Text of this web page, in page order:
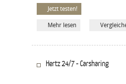
Jetzt testen!
Mehr lesen
Hertz 24/7 - Carsharing